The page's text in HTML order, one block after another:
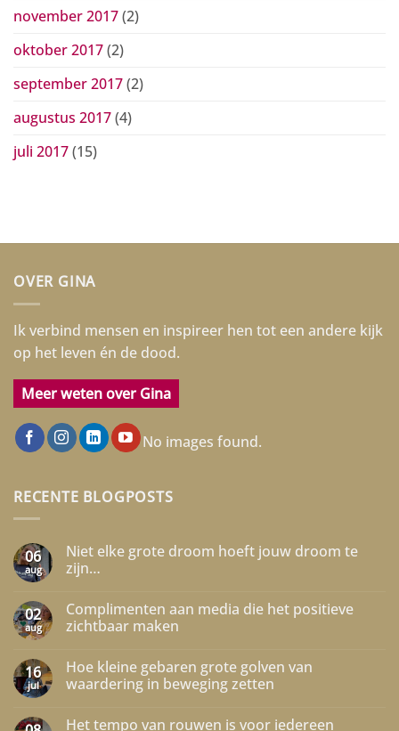
november 2017(2)
oktober 2017(2)
september 2017(2)
augustus 2017(4)
juli 2017(15)
OVER GINA
Ik verbind mensen en inspireer hen tot een andere kijk
op het leven én de dood.
Meer weten over Gina
No images found.
RECENTE BLOGPOSTS
06
aug
Niet elke grote droom hoeft jouw droom te
zijn…
op
Niet
elke
hoeft
jouw
droom
02
aug
Complimenten aan media die het positieve
zichtbaar maken
op
Complimenten
aan
het
16
jul
Hoe kleine gebaren grote golven van
waardering in beweging zetten
op
Het tempo van rouwen is voor iedereen